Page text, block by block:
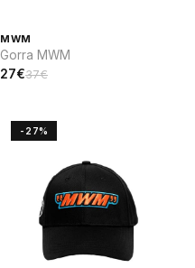
MWM
Gorra MWM
27€37€
-27%